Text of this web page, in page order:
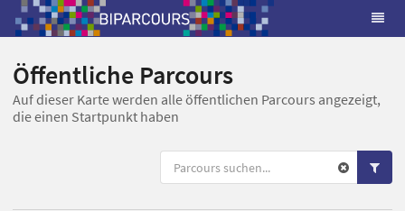
Öffentliche Parcours
Auf dieser Karte werden alle öffentlichen Parcours angezeigt,
die einen Startpunkt haben